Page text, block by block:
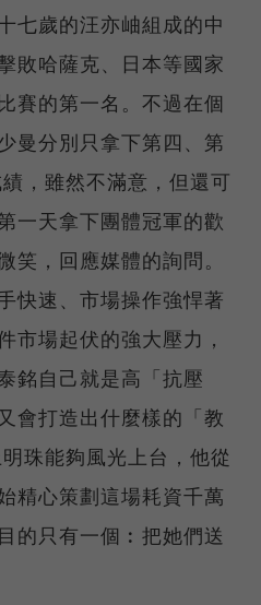
七歲的汪亦岫組成的中
敗哈薩克、日本等國家
賽的第一名。不過在個
曼分別只拿下第四、第
，雖然不滿意，但還可
一天拿下團體冠軍的歡
笑，回應媒體的詢問。
快速、市場操作強悍著
市場起伏的強大壓力，
銘自己就是高「抗壓
會打造出什麼樣的「教
珠能夠風光上台，他從
精心策劃這場耗資千萬
的只有一個︰把她們送